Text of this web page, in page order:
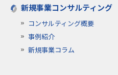
新規事業コンサルティング
コンサルティング概要
事例紹介
新規事業コラム